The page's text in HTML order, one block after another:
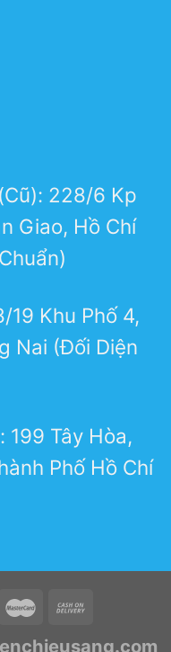
228/6 Kp
Giao, Hồ Chí
19 Khu Phố 4,
Nai (Đối Diện
199 Tây Hòa,
Phố Hồ Chí